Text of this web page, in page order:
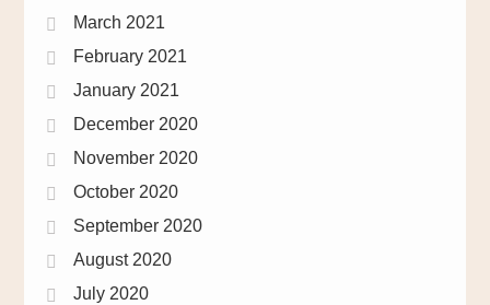
March 2021
February 2021
January 2021
December 2020
November 2020
October 2020
September 2020
August 2020
July 2020